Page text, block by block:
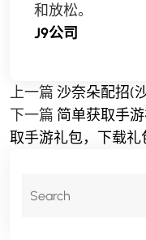
和放松。
J9公司
上一篇 沙奈朵配招(
下一篇 简单获取手
取手游礼包，下载礼